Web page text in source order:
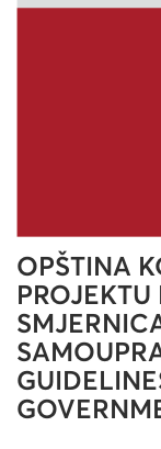
OPŠTINA
PROJEKTU